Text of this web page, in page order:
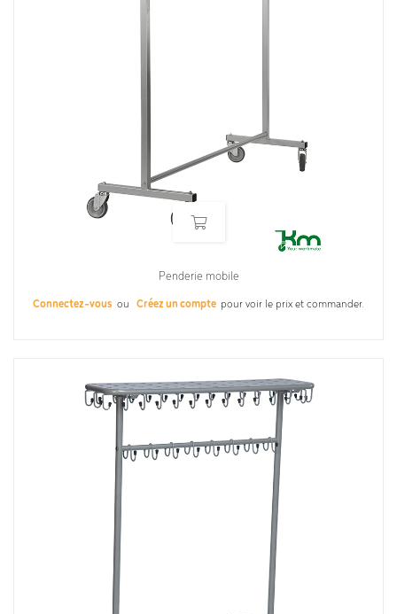
Penderie mobile
Connectez-vous ou Créez un compte pour voir le prix et commander.